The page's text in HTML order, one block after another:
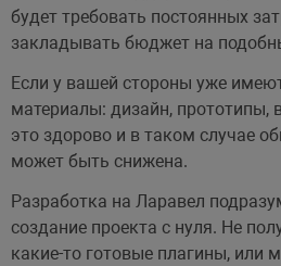
будет требовать постоянных
закладывать бюджет на
Если у вашей стороны уже
материалы: дизайн, прототипы,
это здорово и в таком случае
может быть снижена.
Разработка на Ларавел
создание проекта с нуля. Не
какие-то готовые плагины, или